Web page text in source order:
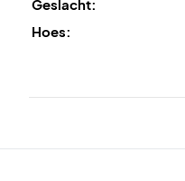
Geslacht:
Hoes: